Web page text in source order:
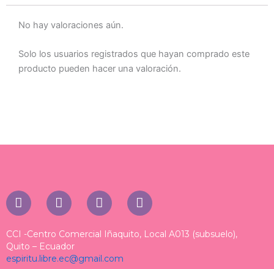
No hay valoraciones aún.
Solo los usuarios registrados que hayan comprado este
producto pueden hacer una valoración.
I
n
t
a
g
T
i
t
o
k
T
h
e
d
F
a
e
CCI -Centro Comercial Iñaquito, Local A013 (subsuelo),
Quito – Ecuador
espiritu.libre.ec@gmail.com